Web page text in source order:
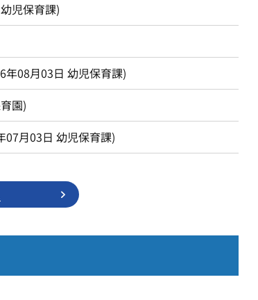
幼児保育課)
年08月03日 幼児保育課)
園)
07月03日 幼児保育課)